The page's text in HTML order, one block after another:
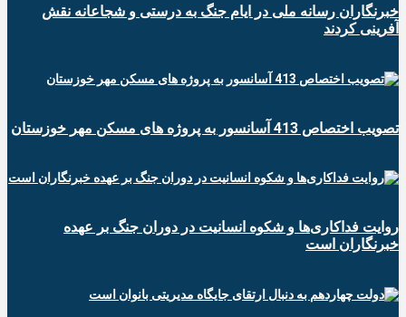
خبرنگاران رسانه ملی در ایام جنگ به درستی و شجاعانه نقش
آفرینی کردند
تصویب اختصاص 413 آسانسور به پروژه های مسکن مهر خوزستان
روایت فداکاری‌ها و شکوه انسانیت در دوران جنگ بر عهده
خبرنگاران است